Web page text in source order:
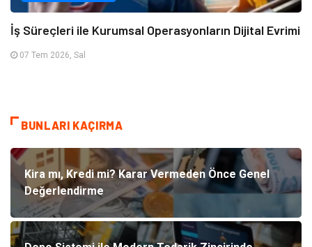
İş Süreçleri ile Kurumsal Operasyonların Dijital Evrimi
07 Tem 2026, Sal
BUNLARI KAÇIRMA
Kira mı, Kredi mi? Karar Vermeden Önce Genel
Değerlendirme